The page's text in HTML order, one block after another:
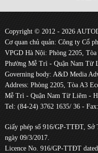
Copyright © 2012 - 2026
Cơ quan chủ quản: Công ty Cổ
VPGD Hà Nội: Phòng 2205,
Phường Mễ Trì - Quận Nam Từ
Governing body: A&D Media
Address: Phòng 2205, Tòa A3
Mễ Trì - Quận Nam Từ Liêm -
Tel: (84-24) 3762 1635/ 36 -
Giấy phép số 916/GP-TTĐT, Sở
ngày 09/3/2017.
Licence No. 916/GP-TTĐT